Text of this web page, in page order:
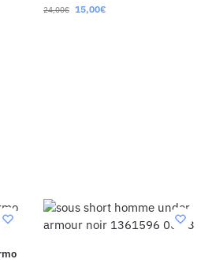
24,00€ 15,00€